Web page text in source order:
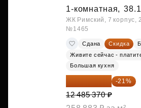
1-комнатная,
ЖК Римский, 7 корпус,
№1465
Сдана Скидка
Живите сейчас -
Большая кухня
-21%
12 485 370 ₽